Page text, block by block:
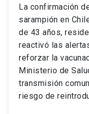
La confirmación
sarampión en
de 43 años,
reactivó las
reforzar la
Ministerio de
transmisión
riesgo de